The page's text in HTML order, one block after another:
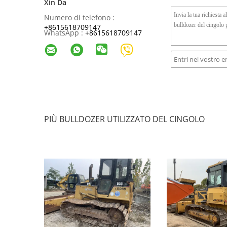
Xin Da
Numero di telefono :
+8615618709147
WhatsApp :+8615618709147
PIÙ BULLDOZER UTILIZZATO DEL CINGOLO